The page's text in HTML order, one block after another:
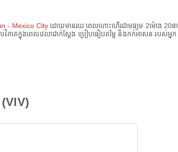
- Mexico City ដោយមានរយៈពេលហោះហើរជាមធ្យម 2ម៉ោង 20ន
វិភាគក្នុងពេលវេលាជាក់ស្តែង ប្រៀបធៀបតម្លៃ និងកក់អាសនៈរបស់